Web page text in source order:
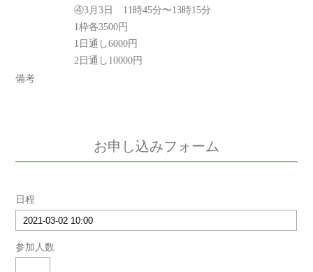
④3月3日 11時45分〜13時15分
1枠各3500円
1日通し6000円
2日通し10000円
備考
お申し込みフォーム
日程
参加人数